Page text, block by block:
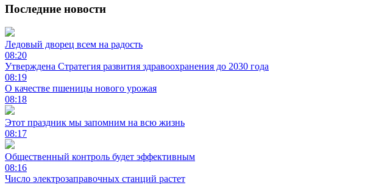
Последние новости
Ледовый дворец всем на радость
08:20
Утверждена Стратегия развития здравоохранения до 2030 года
08:19
О качестве пшеницы нового урожая
08:18
Этот праздник мы запомним на всю жизнь
08:17
Общественный контроль будет эффективным
08:16
Число электрозаправочных станций растет